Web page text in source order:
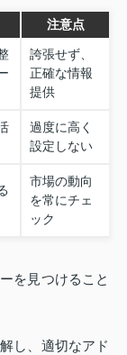
注意点
誇張せず、
正確な情報
提供
過度に高く
設定しない
市場の動向
を常にチェ
ック
を見つけること
し、適切なアド